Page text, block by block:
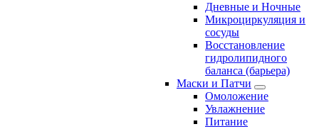
Дневные и Ночные
Микроциркуляция и
сосуды
Восстановление
гидролипидного
баланса (барьера)
Маски и Патчи
Омоложение
Увлажнение
Питание